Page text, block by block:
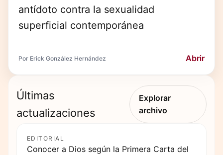
antídoto contra la sexualidad
superficial contemporánea
Por Erick González Hernández Abrir
Últimas
actualizaciones
Explorar
archivo
EDITORIAL
Conocer a Dios según la Primera Carta del